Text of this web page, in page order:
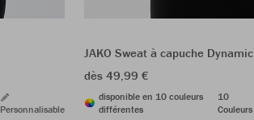
Personnalisable
JAKO Sweat à capuche Dynamic
dès 49,99 €
disponible en 10 couleurs
différentes
10
Couleurs